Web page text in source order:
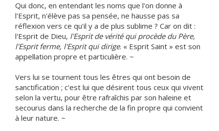
Qui donc, en entendant les noms que l'on donne à
l'Esprit, n'élève pas sa pensée, ne hausse pas sa
réflexion vers ce qu'il y a de plus sublime ? Car on dit :
l'Esprit de Dieu, l'Esprit de vérité qui procède du Père,
l'Esprit ferme, l'Esprit qui dirige. « Esprit Saint » est son
appellation propre et particulière. ~
Vers lui se tournent tous les êtres qui ont besoin de
sanctification ; c'est lui que désirent tous ceux qui vivent
selon la vertu, pour être rafraîchis par son haleine et
secourus dans la recherche de la fin propre qui convient
à leur nature. ~